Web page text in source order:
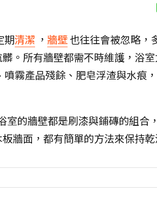
期清潔 ， 牆壁也往往會被忽略，
。所有牆壁都需不時維護，浴
噴霧產品殘餘、肥皂浮渣與水痕
的牆壁都是刷漆與鋪磚的組合
牆面，都有簡單的方法來保持